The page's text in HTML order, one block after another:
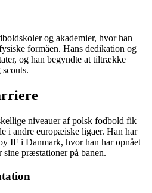
og akademier, hvor han
formåen. Hans dedikation og
og han begyndte at tiltrække
niveauer af polsk fodbold fik
i andre europæiske ligaer. Han har
IF i Danmark, hvor han har opnået
sine præstationer på banen.